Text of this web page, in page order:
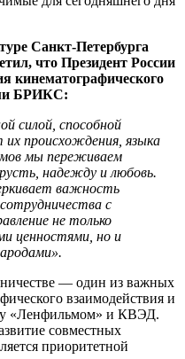
Санкт-Петербурга
что Президент России
кинематографического
БРИКС:
силой, способной
их происхождения, языка
мы переживаем
надежду и любовь.
важность
с
не только
ценностями, но и
— один из важных
взаимодействия и
«Ленфильмом» и КВЭД.
совместных
приоритетной